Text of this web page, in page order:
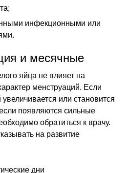
инфекционными или
и месячные
яйца не влияет на
менструаций. Если
или становится
появляются сильные
обратиться к врачу.
на развитие
дни